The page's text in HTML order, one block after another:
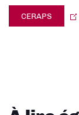
CERAPS